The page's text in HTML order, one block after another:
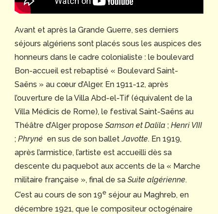
Avant et après la Grande Guerre, ses derniers
séjours algériens sont placés sous les auspices des
honneurs dans le cadre colonialiste : le boulevard
Bon-accueil est rebaptisé « Boulevard Saint-
Saëns » au cœur d’Alger. En 1911-12, après
l’ouverture de la Villa Abd-el-Tif (équivalent de la
Villa Médicis de Rome), le festival Saint-Saëns au
Théâtre d’Alger propose Samson et Dalila ; Henri VIII
; Phryné en sus de son balletJavotte. En 1919,
après l’armistice, l’artiste est accueilli dès sa
descente du paquebot aux accents de la « Marche
militaire française », final de sa Suite algérienne.
C’est au cours de son 19e séjour au Maghreb, en
décembre 1921, que le compositeur octogénaire